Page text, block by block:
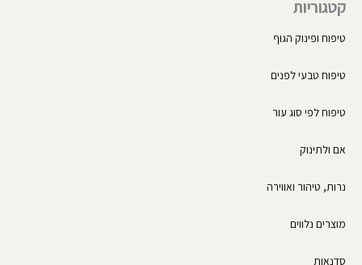
t
g
m
t
k
קטגוריות
טיפוח ופינוק הגוף
טיפוח טבעי לפנים
טיפוח לפי סוג עור
אם ולתינוק
נרות, טיהור ואווירה
מוצרים נלווים
סדנאות